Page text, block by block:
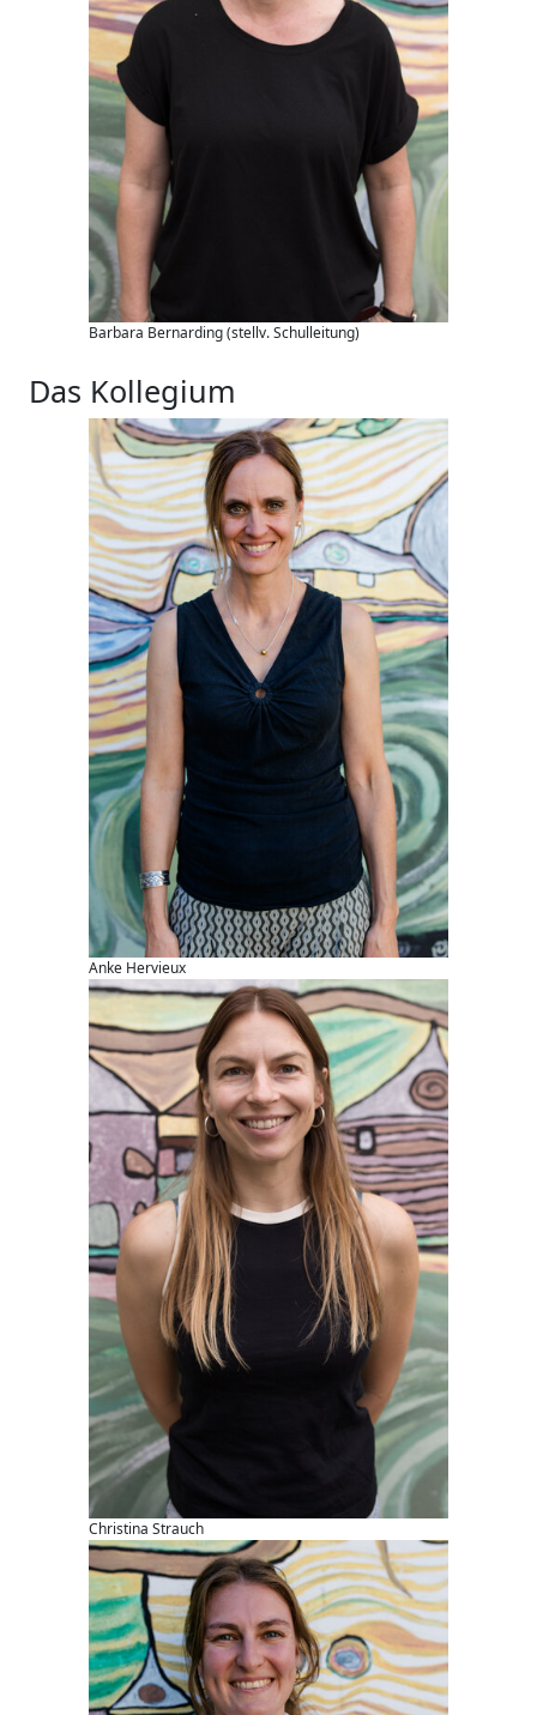
Barbara Bernarding (stellv. Schulleitung)
Das Kollegium
Anke Hervieux
Christina Strauch